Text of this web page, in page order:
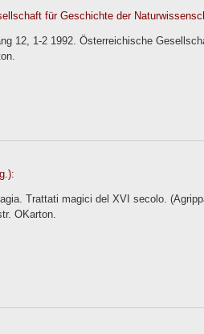
für Geschichte der
12, 1-2 1992. Österreichische
Trattati magici del XVI secolo.
OKarton.